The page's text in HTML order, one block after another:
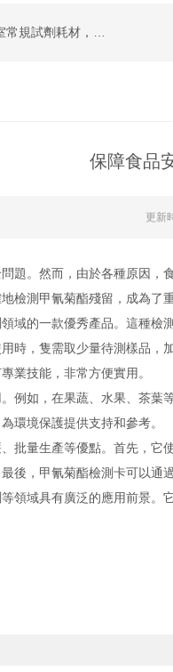
保障食品
更新
。然而，由於各種原因，
檢測甲氰菊酯殘留，成為了
域的一款優秀產品。這種檢
，隻需取少量待測樣品，
業技能，非常方便實用。
如，在果蔬、水果、茶葉
環境保護提供支持和參考。
量生產等優點。首先，它
後，甲氰菊酯檢測卡可以通
域具有廣泛的應用前景。